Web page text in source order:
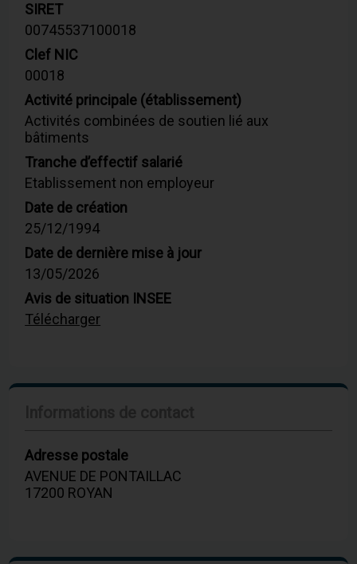
SIRET
00745537100018
Clef NIC
00018
Activité principale (établissement)
Activités combinées de soutien lié aux
bâtiments
Tranche d’effectif salarié
Etablissement non employeur
Date de création
25/12/1994
Date de dernière mise à jour
13/05/2026
Avis de situation INSEE
Télécharger
Adresse postale
AVENUE DE PONTAILLAC
17200 ROYAN